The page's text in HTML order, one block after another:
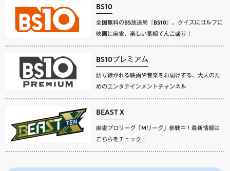
BS10
全国無料のBS放送局『BS10』。クイズにゴルフに
映画に麻雀、楽しい番組てんこ盛り！
BS10プレミアム
語り継がれる映画や音楽をお届けする、大人のた
めのエンタテインメントチャンネル
BEAST X
麻雀プロリーグ「Mリーグ」参戦中！最新情報は
こちらをチェック！